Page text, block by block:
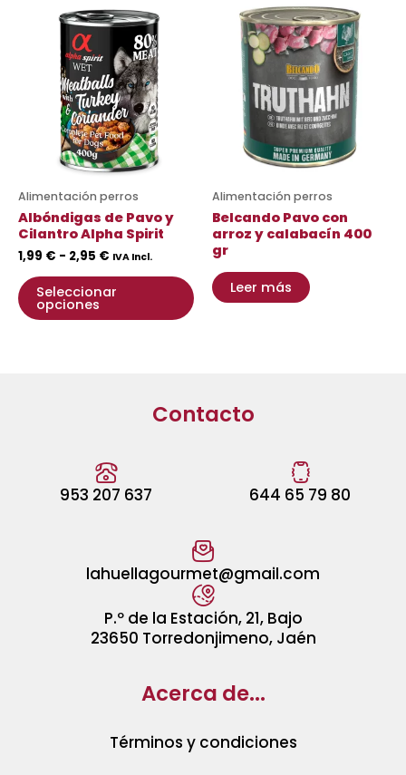
Alimentación perros
Albóndigas de Pavo y
Cilantro Alpha Spirit
1,99 € - 2,95 €
Rango
de
precios:
desde
1,99 €
hasta
2,95 €
IVA Incl.
Seleccionar
opciones
producto
múltiples
variantes.
opciones
elegir
página
de
Alimentación perros
Belcando Pavo con
arroz y calabacín 400
gr
Leer más
Contacto
953 207 637 644 65 79 80
lahuellagourmet@gmail.com
P.º de la Estación, 21, Bajo
23650 Torredonjimeno, Jaén
Acerca de...
Términos y condiciones